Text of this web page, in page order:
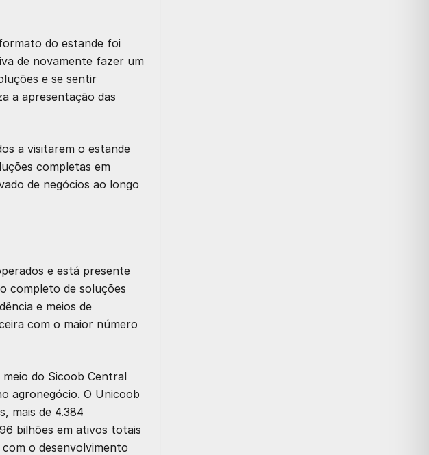
do estande foi
de novamente fazer um
e se sentir
a apresentação das
a visitarem o estande
completas em
de negócios ao longo
e está presente
completo de soluções
e meios de
com o maior número
do Sicoob Central
agronegócio. O Unicoob
mais de 4.384
bilhões em ativos totais
o desenvolvimento